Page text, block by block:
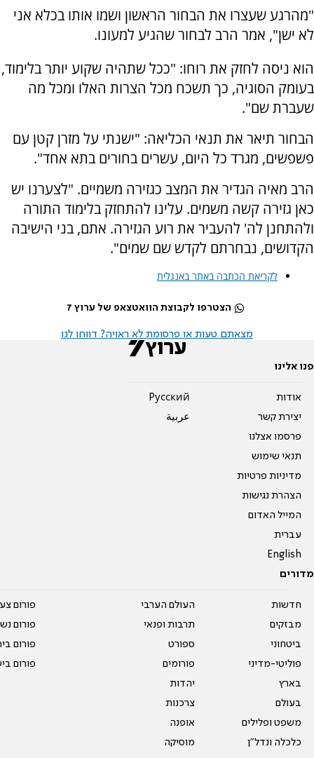
"מהרגע שעצרו את הבחור הראשון ושמו אותו בכלא אני
לא ישן", אמר הרב לבחור שהגיע למעונו.
הוא ניסה לחזק את רוחו: "ככל שתהיה שקוע יותר בלימוד,
בעומק הסוגיה, כך תשכח מכל הצרות האלו ומכל מה
שעברת שם".
הבחור תיאר את תנאי הכליאה: "ישנתי על מזרן קטן עם
פשפשים, מגרד כל היום, עשרים בחורים בתא אחד".
הרב מאיה הגדיר את המצב כגזירה משמיים. "לצערנו יש
כאן גזירה קשה משמים. עלינו להתחזק בלימוד התורה
ולהתחנן לה' להעביר את רוע הגזירה. אתם, בני הישיבה
הקדושים, נבחרתם לקדש שם שמים".
לקריאת הכתבה באתר באנגלית
הצטרפו לקבוצת הוואטצאפ של ערוץ 7
מצאתם טעות או פרסומת לא ראויה? דווחו לנו
פנו אלינו
אודות
יצירת קשר
פרסמו אצלנו
תנאי שימוש
מדיניות פרטיות
הצהרת נגישות
המייל האדום
עברית
English
Pусский
عربية
מדורים
חדשות
מבזקים
ביטחוני
פוליטי-מדיני
בארץ
בעולם
משפט ופלילים
כלכלה ונדל"ן
העולם הערבי
תרבות ופנאי
ספורט
פורומים
יהדות
צרכנות
אופנה
מוסיקה
פורום
פורום
פורום
פורום